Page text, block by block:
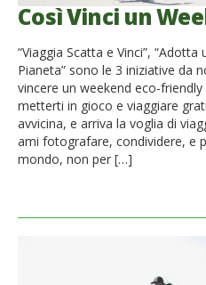
Così Vinci un
“Viaggia Scatta e Vinci”, “Adotta
Pianeta” sono le 3 iniziative da
vincere un weekend eco-
metterti in gioco e viaggiare
avvicina, e arriva la voglia di
ami fotografare, condividere, e
mondo, non per […]